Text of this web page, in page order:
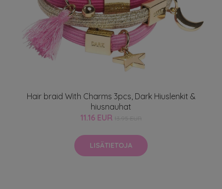
Hair braid With Charms 3pcs, Dark Hiuslenkit &
hiusnauhat
11.16 EUR
LISÄTIETOJA